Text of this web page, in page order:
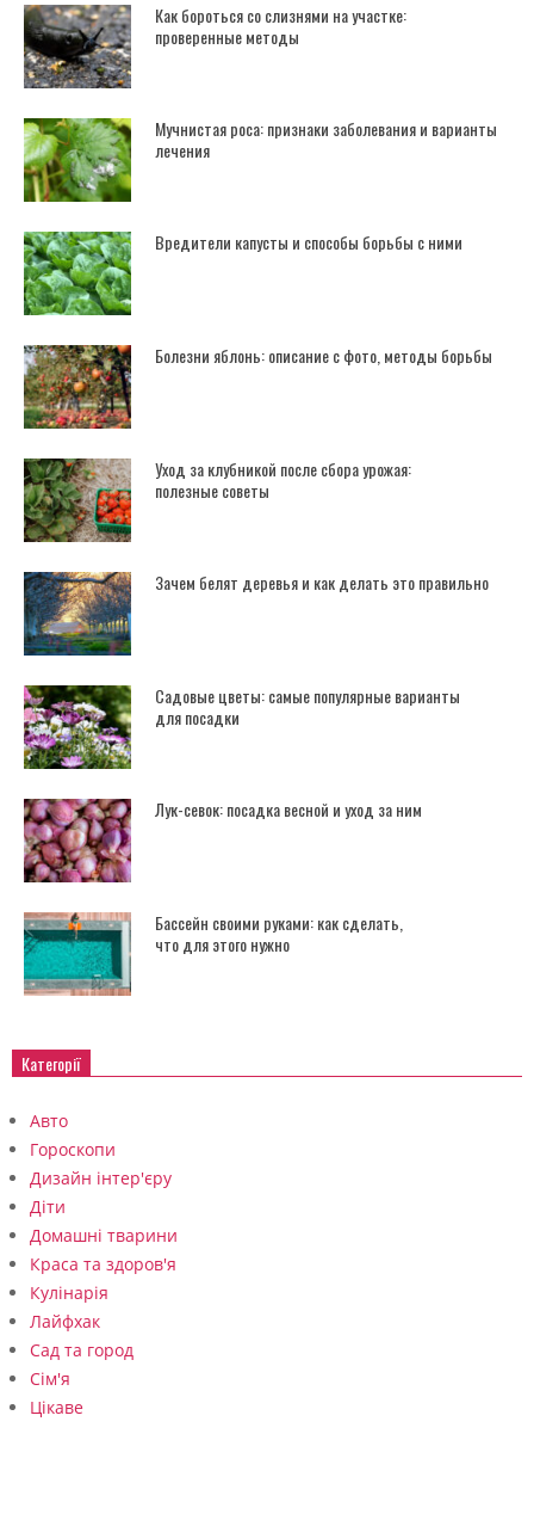
Как бороться со слизнями на участке:
проверенные методы
Мучнистая роса: признаки заболевания и варианты
лечения
Вредители капусты и способы борьбы с ними
Болезни яблонь: описание с фото, методы борьбы
Уход за клубникой после сбора урожая:
полезные советы
Зачем белят деревья и как делать это правильно
Садовые цветы: самые популярные варианты
для посадки
Лук-севок: посадка весной и уход за ним
Бассейн своими руками: как сделать,
что для этого нужно
Категорії
Авто
Гороскопи
Дизайн інтер'єру
Діти
Домашні тварини
Краса та здоров'я
Кулінарія
Лайфхак
Сад та город
Сім'я
Цікаве